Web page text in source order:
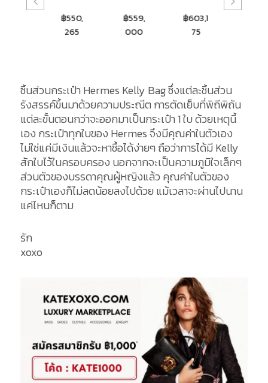
฿550,
265
฿559,
000
฿603,1
75
ชิ้นส่วนกระเป๋า Hermes Kelly Bag ซึ่งแต่ละชิ้นส่วน
รังสรรค์ขึ้นมาด้วยความประณีต การตัดเย็บที่พิถีพิถัน
แต่ละขั้นตอนกว่าจะออกมาเป็นกระเป๋า 1 ใบ ด้วยเหตุนี้
เอง กระเป๋าทุกใบของ Hermes จึงมีคุณค่าในตัวเอง
ไม่ใช่แค่มีเงินแล้วจะหาซื้อได้ง่ายๆ ถือว่าการได้มี Kelly
สักใบไว้ในครอบครอง นอกจากจะเป็นความภูมิใจเล็กๆ
ส่วนตัวของบรรดาคุณผู้หญิงแล้ว คุณค่าในตัวของ
กระเป๋าเองก็ไม่ลดน้อยลงไปด้วย แม้เวลาจะผ่านไปนาน
แค่ไหนก็ตาม
รัก
xoxo